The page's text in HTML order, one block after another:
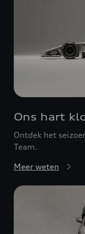
Ons hart
Ontdek het
Team.
Meer weten